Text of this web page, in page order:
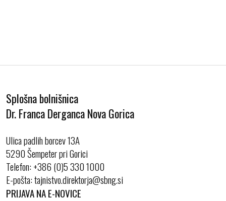
Splošna bolnišnica
Dr. Franca Derganca Nova Gorica
Ulica padlih borcev 13A
5290 Šempeter pri Gorici
Telefon:+386 (0)5 330 1000
E-pošta:
PRIJAVA NA E-NOVICE